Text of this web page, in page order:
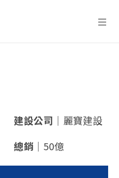
建設公司｜ 麗寶建設
總銷｜ 50億